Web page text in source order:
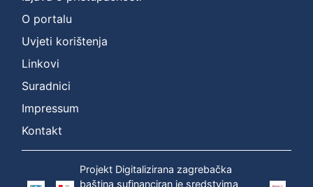
O portalu
Uvjeti korištenja
Linkovi
Suradnici
Impressum
Kontakt
Projekt Digitalizirana zagrebačka
baština sufinanciran je sredstvima